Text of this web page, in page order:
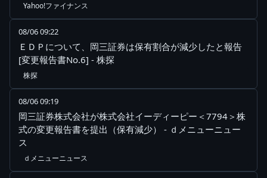
Yahoo!ファイナンス
08/06 09:22
ＥＤＰについて、岡三証券は保有割合が減少したと報告
[変更報告書No.6] - 株探
株探
08/06 09:19
岡三証券株式会社が株式会社イーディーピー＜7794＞株
式の変更報告書を提出（保有減少） - ｄメニューニュー
ス
ｄメニューニュース